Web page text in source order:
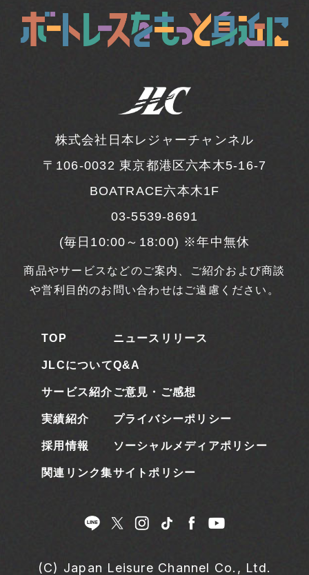
株式会社日本レジャーチャンネル
〒106-0032東京都港区六本木5-16-7
BOATRACE六本木1F
03-5539-8691
(毎日10:00～18:00) ※年中無休
商品やサービスなどのご案内、ご紹介および商談
や営利目的のお問い合わせはご遠慮ください。
TOP
JLCについて
サービス紹介
実績紹介
採用情報
関連リンク集
ニュースリリース
Q&A
ご意見・ご感想
プライバシーポリシー
ソーシャルメディアポリシー
サイトポリシー
(C) Japan Leisure Channel Co., Ltd.